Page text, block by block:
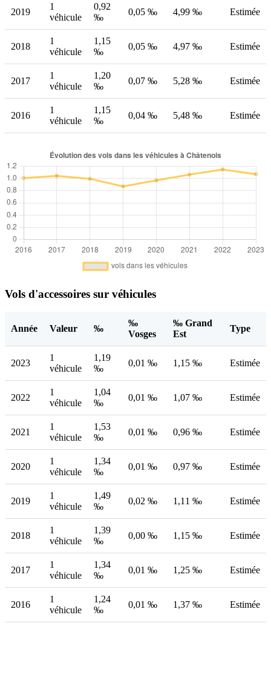
2019
1
véhicule
0,92
‰
0,05 ‰ 4,99 ‰ Estimée
2018
1
véhicule
1,15
‰
0,05 ‰ 4,97 ‰ Estimée
2017
1
véhicule
1,20
‰
0,07 ‰ 5,28 ‰ Estimée
2016
1
véhicule
1,15
‰
0,04 ‰ 5,48 ‰ Estimée
Vols d'accessoires sur véhicules
Année Valeur ‰
‰
Vosges
‰ Grand
Est
Type
2023
1
véhicule
1,19
‰
0,01 ‰ 1,15 ‰ Estimée
2022
1
véhicule
1,04
‰
0,01 ‰ 1,07 ‰ Estimée
2021
1
véhicule
1,53
‰
0,01 ‰ 0,96 ‰ Estimée
2020
1
véhicule
1,34
‰
0,01 ‰ 0,97 ‰ Estimée
2019
1
véhicule
1,49
‰
0,02 ‰ 1,11 ‰ Estimée
2018
1
véhicule
1,39
‰
0,00 ‰ 1,15 ‰ Estimée
2017
1
véhicule
1,34
‰
0,01 ‰ 1,25 ‰ Estimée
2016
1
véhicule
1,24
‰
0,01 ‰ 1,37 ‰ Estimée